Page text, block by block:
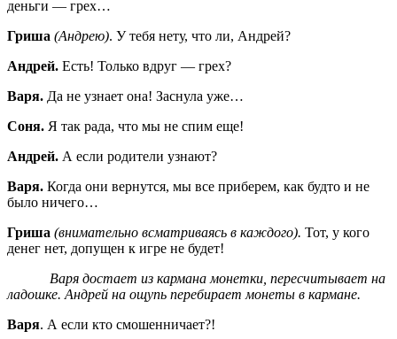
деньги — грех…
Гриша (Андрею). У тебя нету, что ли, Андрей?
Андрей. Есть! Только вдруг — грех?
Варя. Да не узнает она! Заснула уже…
Соня. Я так рада, что мы не спим еще!
Андрей. А если родители узнают?
Варя. Когда они вернутся, мы все приберем, как будто и не
было ничего…
Гриша (внимательно всматриваясь в каждого). Тот, у кого
денег нет, допущен к игре не будет!
Варя достает из кармана монетки, пересчитывает на
ладошке. Андрей на ощупь перебирает монеты в кармане.
Варя. А если кто смошенничает?!